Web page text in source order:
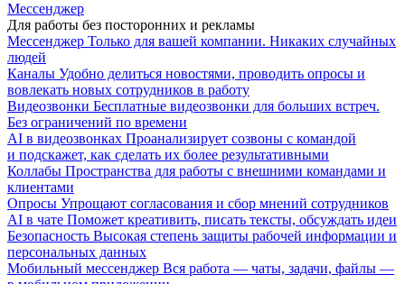
Мессенджер
Для работы без посторонних и рекламы
Мессенджер Только для вашей компании. Никаких случайных
людей
Каналы Удобно делиться новостями, проводить опросы и
вовлекать новых сотрудников в работу
Видеозвонки Бесплатные видеозвонки для больших встреч.
Без ограничений по времени
AI в видеозвонках Проанализирует созвоны с командой
и подскажет, как сделать их более результативными
Коллабы Пространства для работы с внешними командами и
клиентами
Опросы Упрощают согласования и сбор мнений сотрудников
AI в чате Поможет креативить, писать тексты, обсуждать идеи
Безопасность Высокая степень защиты рабочей информации и
персональных данных
Мобильный мессенджер Вся работа — чаты, задачи, файлы —